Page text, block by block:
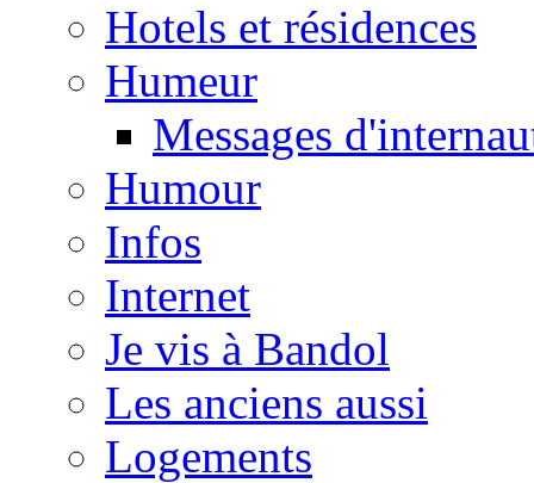
Hotels et résidences
Humeur
Messages
Humour
Infos
Internet
Je vis à Bandol
Les anciens aussi
Logements